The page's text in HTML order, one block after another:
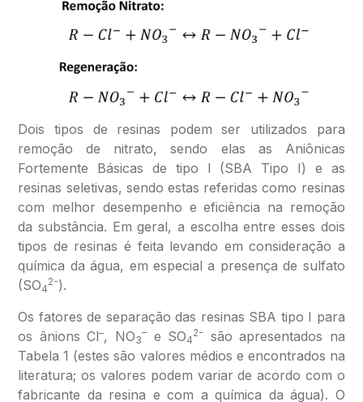
Dois tipos de resinas podem ser utilizados para
remoção de nitrato, sendo elas as Aniônicas
Fortemente Básicas de tipo I (SBA Tipo I) e as
resinas seletivas, sendo estas referidas como resinas
com melhor desempenho e eficiência na remoção
da substância. Em geral, a escolha entre esses dois
tipos de resinas é feita levando em consideração a
química da água, em especial a presença de sulfato
(SO4
2-).
Os fatores de separação das resinas SBA tipo I para
os ânions Cl–, NO3
–e SO4
2-
são apresentados na
Tabela 1 (estes são valores médios e encontrados na
literatura; os valores podem variar de acordo com o
fabricante da resina e com a química da água). O